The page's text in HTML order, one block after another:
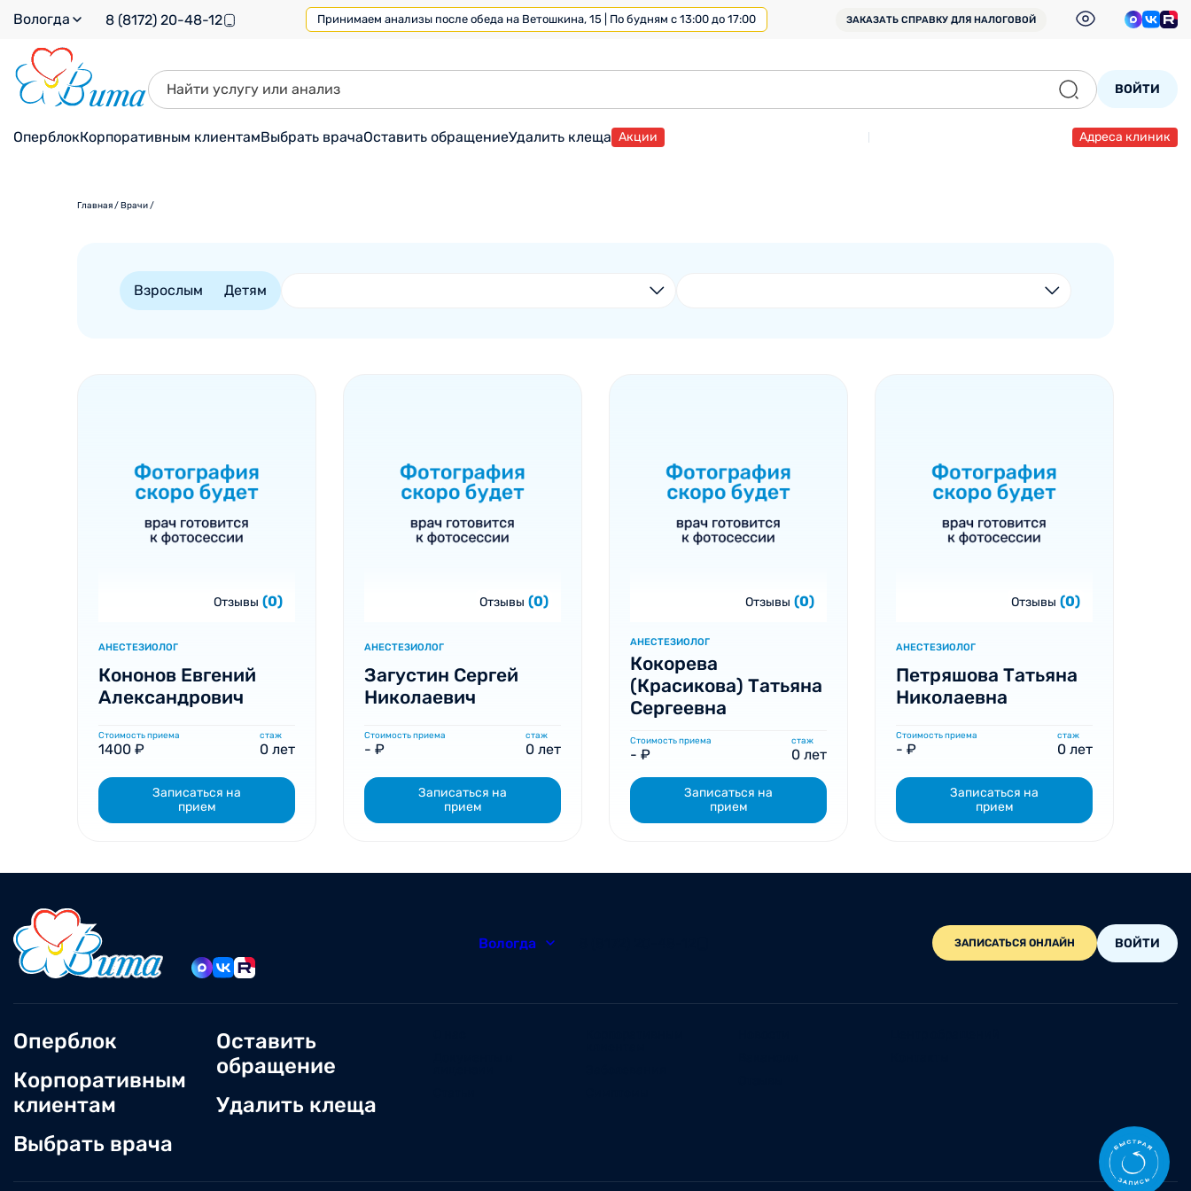
Вологда 8 (8172) 20-48-12 Принимаем анализы после обеда на Ветошкина, 15 | По будням с 13:00 до 17:00 ЗАКАЗАТЬ СПРАВКУ ДЛЯ НАЛОГОВОЙ
ВОЙТИ
ОперблокКорпоративным клиентамВыбрать врачаОставить обращениеУдалить клеща Акции Адреса клиник
Главная/Врачи/
Взрослым Детям
Отзывы (0)
АНЕСТЕЗИОЛОГ
Кононов Евгений
Александрович
Стоимость приема
1400 ₽
стаж
0 лет
Записаться на
прием
Отзывы (0)
АНЕСТЕЗИОЛОГ
Загустин Сергей
Николаевич
Стоимость приема
- ₽
стаж
0 лет
Записаться на
прием
Отзывы (0)
АНЕСТЕЗИОЛОГ
Кокорева
(Красикова) Татьяна
Сергеевна
Стоимость приема
- ₽
стаж
0 лет
Записаться на
прием
Отзывы (0)
АНЕСТЕЗИОЛОГ
Петряшова Татьяна
Николаевна
Стоимость приема
- ₽
стаж
0 лет
Записаться на
прием
Вологда ЗАПИСАТЬСЯ ОНЛАЙН ВОЙТИ
Оперблок
Корпоративным
клиентам
Выбрать врача
Оставить
обращение
Удалить клеща